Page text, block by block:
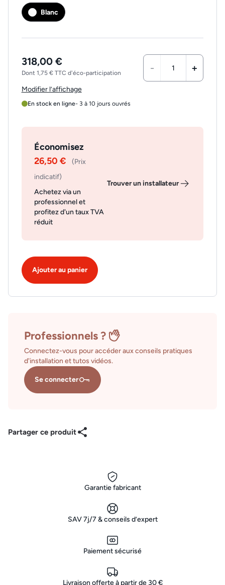
Blanc
318,00 €
Dont 1,75 € TTC d'éco-participation - +
Modifier l’affichage
En stock en ligne- 3 à 10 jours ouvrés
Économisez
26,50 €
(Prix
indicatif)
Achetez via un
professionnel et
profitez d'un taux TVA
réduit
Trouver un installateur
Ajouter au panier
Professionnels ?
Connectez-vous pour accéder aux conseils pratiques
d'installation et tutos vidéos.
Se connecter
Partager ce produit
Garantie fabricant
SAV 7j/7 & conseils d’expert
Paiement sécurisé
Livraison offerte à partir de 30 €